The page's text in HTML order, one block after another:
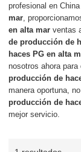
profesional en
mar ,
en alta mar ventas
de producción de
haces PG en alta
nosotros ahora
producción de
manera oportuna,
producción de
mejor servicio.